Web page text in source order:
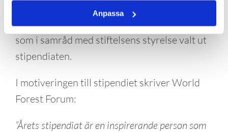
Anpassa
kunskaper med praktiska erfarenheter, säger
Kristina Rehn, vd för World Forest Forum,
som i samråd med stiftelsens styrelse valt ut
stipendiaten.
I motiveringen till stipendiet skriver World
Forest Forum:
”Årets stipendiat är en inspirerande person som